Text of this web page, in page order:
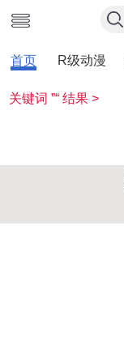
首页 R级动漫
关键词 ”“ 结果 >